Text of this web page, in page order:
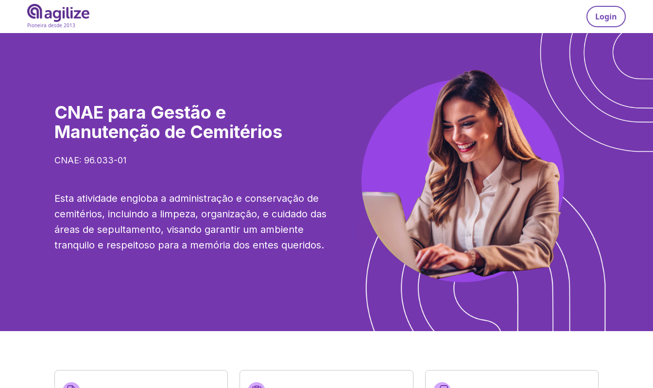
Pioneira desde 2013
Login
CNAE para Gestão e
Manutenção de Cemitérios
CNAE: 96.033-01
Esta atividade engloba a administração e conservação de
cemitérios, incluindo a limpeza, organização, e cuidado das
áreas de sepultamento, visando garantir um ambiente
tranquilo e respeitoso para a memória dos entes queridos.